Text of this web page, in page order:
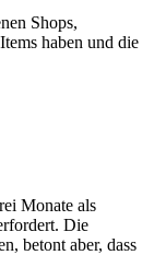
Shops,
haben und die
Monate als
Die
betont aber, dass